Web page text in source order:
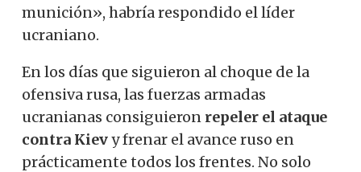
munición», habría respondido el líder
ucraniano.
En los días que siguieron al choque de la
ofensiva rusa, las fuerzas armadas
ucranianas consiguieron repeler el ataque
contra Kievy frenar el avance ruso en
prácticamente todos los frentes. No solo